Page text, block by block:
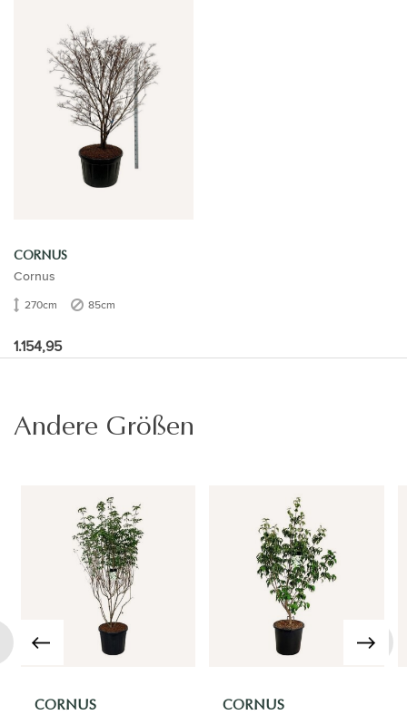
CORNUS
Cornus
270cm 85cm
1.154,95
Andere Größen
CORNUS CORNUS
›